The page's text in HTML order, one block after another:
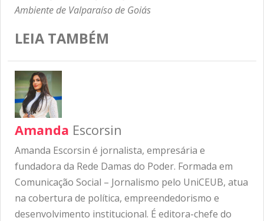
Ambiente de Valparaíso de Goiás
LEIA TAMBÉM
Amanda Escorsin
Amanda Escorsin é jornalista, empresária e
fundadora da Rede Damas do Poder. Formada em
Comunicação Social – Jornalismo pelo UniCEUB, atua
na cobertura de política, empreendedorismo e
desenvolvimento institucional. É editora-chefe do